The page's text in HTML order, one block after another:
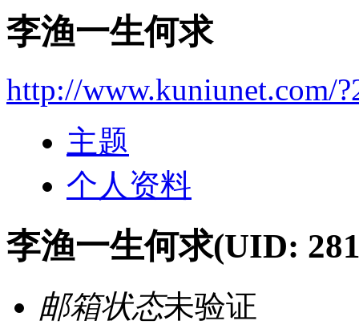
李渔一生何求
http://www.kuniunet.com/
主题
个人资料
李渔一生何求(UID:
邮箱状态未验证